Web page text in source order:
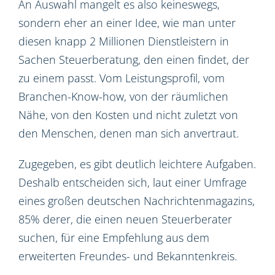
An Auswahl mangelt es also keineswegs,
sondern eher an einer Idee, wie man unter
diesen knapp 2 Millionen Dienstleistern in
Sachen Steuerberatung, den einen findet, der
zu einem passt. Vom Leistungsprofil, vom
Branchen-Know-how, von der räumlichen
Nähe, von den Kosten und nicht zuletzt von
den Menschen, denen man sich anvertraut.
Zugegeben, es gibt deutlich leichtere Aufgaben.
Deshalb entscheiden sich, laut einer Umfrage
eines großen deutschen Nachrichtenmagazins,
85% derer, die einen neuen Steuerberater
suchen, für eine Empfehlung aus dem
erweiterten Freundes- und Bekanntenkreis.